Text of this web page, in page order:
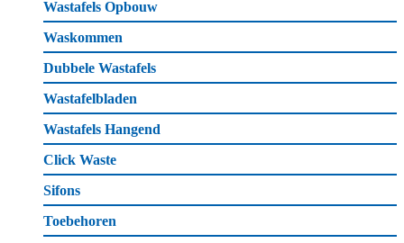
Wastafels Opbouw
Waskommen
Dubbele Wastafels
Wastafelbladen
Wastafels Hangend
Click Waste
Sifons
Toebehoren